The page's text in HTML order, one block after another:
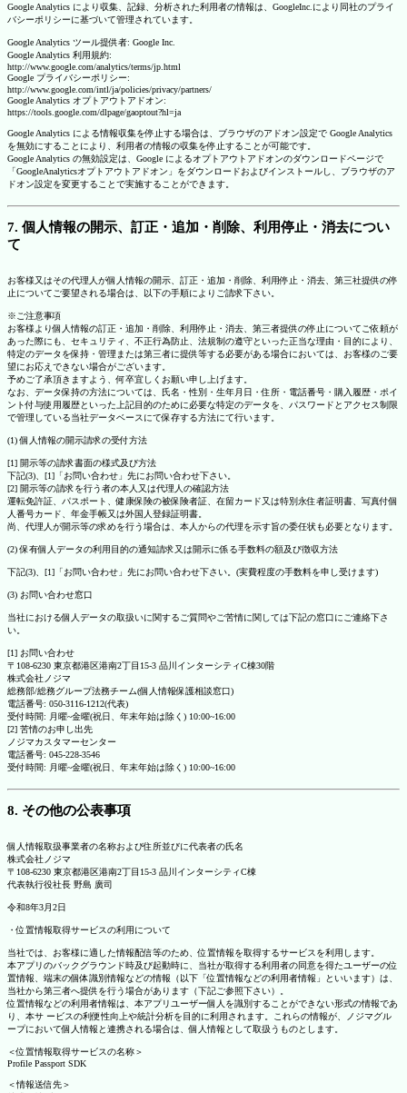
Google Analytics により収集、記録、分析された利用者の情報は、GoogleInc.により同社のプライ
バシーポリシーに基づいて管理されています。
Google Analytics ツール提供者: Google Inc.
Google Analytics 利用規約:
http://www.google.com/analytics/terms/jp.html
Google プライバシーポリシー:
http://www.google.com/intl/ja/policies/privacy/partners/
Google Analytics オプトアウトアドオン:
https://tools.google.com/dlpage/gaoptout?hl=ja
Google Analytics による情報収集を停止する場合は、ブラウザのアドオン設定で Google Analytics
を無効にすることにより、利用者の情報の収集を停止することが可能です。
Google Analytics の無効設定は、Google によるオプトアウトアドオンのダウンロードページで
「GoogleAnalyticsオプトアウトアドオン」をダウンロードおよびインストールし、ブラウザのア
ドオン設定を変更することで実施することができます。
7. 個人情報の開示、訂正・追加・削除、利用停止・消去につい
て
お客様又はその代理人が個人情報の開示、訂正・追加・削除、利用停止・消去、第三社提供の停
止についてご要望される場合は、以下の手順によりご請求下さい。
※ご注意事項
お客様より個人情報の訂正・追加・削除、利用停止・消去、第三者提供の停止についてご依頼が
あった際にも、セキュリティ、不正行為防止、法規制の遵守といった正当な理由・目的により、
特定のデータを保持・管理または第三者に提供等する必要がある場合においては、お客様のご要
望にお応えできない場合がございます。
予めご了承頂きますよう、何卒宜しくお願い申し上げます。
なお、データ保持の方法については、氏名・性別・生年月日・住所・電話番号・購入履歴・ポイ
ント付与使用履歴といった上記目的のために必要な特定のデータを、パスワードとアクセス制限
で管理している当社データベースにて保存する方法にて行います。
(1) 個人情報の開示請求の受付方法
[1] 開示等の請求書面の様式及び方法
下記(3)、[1]「お問い合わせ」先にお問い合わせ下さい。
[2] 開示等の請求を行う者の本人又は代理人の確認方法
運転免許証、パスポート、健康保険の被保険者証、在留カード又は特別永住者証明書、写真付個
人番号カード、年金手帳又は外国人登録証明書。
尚、代理人が開示等の求めを行う場合は、本人からの代理を示す旨の委任状も必要となります。
(2) 保有個人データの利用目的の通知請求又は開示に係る手数料の額及び徴収方法
下記(3)、[1]「お問い合わせ」先にお問い合わせ下さい。(実費程度の手数料を申し受けます)
(3) お問い合わせ窓口
当社における個人データの取扱いに関するご質問やご苦情に関しては下記の窓口にご連絡下さ
い。
[1] お問い合わせ
〒108-6230 東京都港区港南2丁目15-3 品川インターシティC棟30階
株式会社ノジマ
総務部/総務グループ法務チーム(個人情報保護相談窓口)
電話番号: 050-3116-1212(代表)
受付時間: 月曜~金曜(祝日、年末年始は除く) 10:00~16:00
[2] 苦情のお申し出先
ノジマカスタマーセンター
電話番号: 045-228-3546
受付時間: 月曜~金曜(祝日、年末年始は除く) 10:00~16:00
8. その他の公表事項
個人情報取扱事業者の名称および住所並びに代表者の氏名
株式会社ノジマ
〒108-6230 東京都港区港南2丁目15-3 品川インターシティC棟
代表執行役社長 野島 廣司
令和8年3月2日
・位置情報取得サービスの利用について
当社では、お客様に適した情報配信等のため、位置情報を取得するサービスを利用します。
本アプリのバックグラウンド時及び起動時に、当社が取得する利用者の同意を得たユーザーの位
置情報、端末の個体識別情報などの情報（以下「位置情報などの利用者情報」といいます）は、
当社から第三者へ提供を行う場合があります（下記ご参照下さい）。
位置情報などの利用者情報は、本アプリユーザー個人を識別することができない形式の情報であ
り、本サ ービスの利便性向上や統計分析を目的に利用されます。これらの情報が、ノジマグル
ープにおいて個人情報と連携される場合は、個人情報として取扱うものとします。
＜位置情報取得サービスの名称＞
Profile Passport SDK
＜情報送信先＞